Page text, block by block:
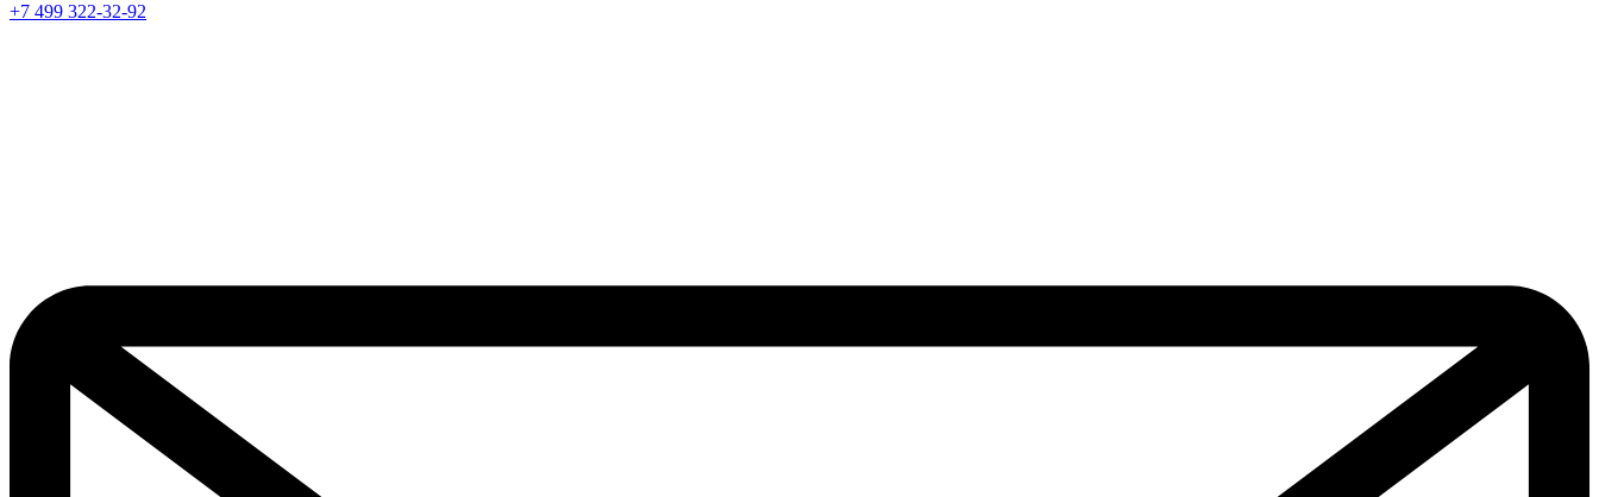
+7 499 322-32-92